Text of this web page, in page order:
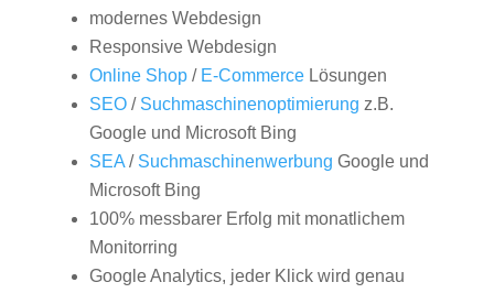
modernes Webdesign
Responsive Webdesign
Online Shop/ E-CommerceLösungen
SEO/ Suchmaschinenoptimierung z.B.
Google und Microsoft Bing
SEA/ Suchmaschinenwerbung Google und
Microsoft Bing
100% messbarer Erfolg mit monatlichem
Monitorring
Google Analytics, jeder Klick wird genau